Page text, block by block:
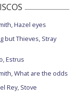
Hazel eyes
but Thieves, Stray
Estrus
What are the odds
Rey, Stove